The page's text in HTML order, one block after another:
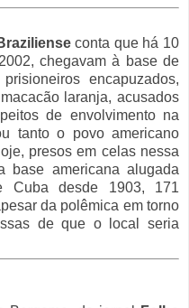
conta que há 10
chegavam à base de
encapuzados,
laranja, acusados
de envolvimento na
tanto o povo americano
presos em celas nessa
base americana alugada
Cuba desde 1903, 171
da polêmica em torno
de que o local seria